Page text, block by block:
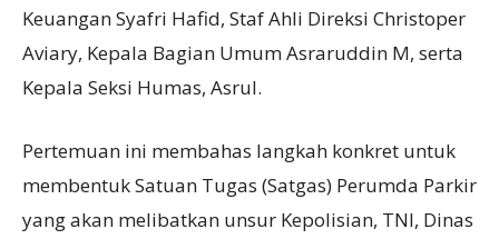
Keuangan Syafri Hafid, Staf Ahli Direksi Christoper
Aviary, Kepala Bagian Umum Asraruddin M, serta
Kepala Seksi Humas, Asrul.
Pertemuan ini membahas langkah konkret untuk
membentuk Satuan Tugas (Satgas) Perumda Parkir
yang akan melibatkan unsur Kepolisian, TNI, Dinas